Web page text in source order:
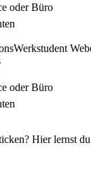
oder Büro
Werkstudent
oder Büro
Hier lernst